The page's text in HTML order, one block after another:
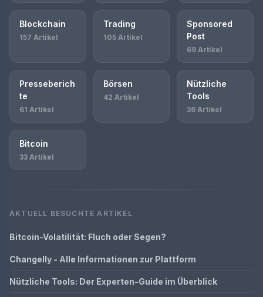
Blockchain
157 Artikel
Trading
105 Artikel
Sponsored
Post
69 Artikel
Presseberich
te
61 Artikel
Börsen
42 Artikel
Nützliche
Tools
36 Artikel
Bitcoin
33 Artikel
AKTUELL BESUCHTE ARTIKEL
Bitcoin-Volatilität: Fluch oder Segen?
Changelly - Alle Informationen zur Plattform
Nützliche Tools: Der Experten-Guide im Überblick